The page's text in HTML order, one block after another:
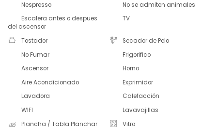
Nespresso
No se admiten animales
Escalera antes o despues
del ascensor
TV
Tostador
Secador de Pelo
No Fumar
Frigorifico
Ascensor
Horno
Aire Acondicionado
Exprimidor
Lavadora
Calefacción
WIFI
Lavavajillas
Plancha / Tabla Planchar
Vitro